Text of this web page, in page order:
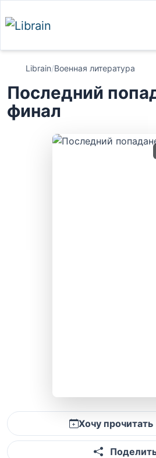
Librain/Военная литература
Последний
финал
Хочу прочитать